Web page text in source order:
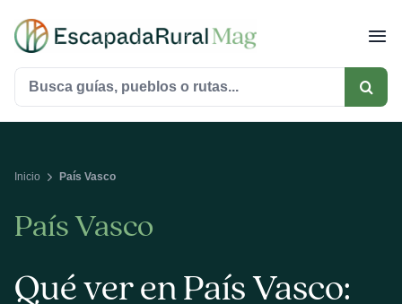
contenido
Buscar:
Inicio País Vasco
País Vasco
Qué ver en País Vasco: